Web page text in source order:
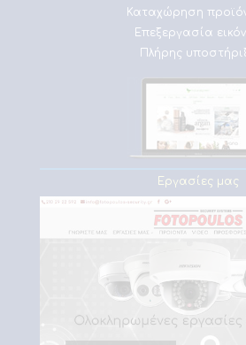
Καταχώρηση
Επεξεργασία
Πλήρης
Εργασίες μας